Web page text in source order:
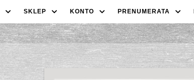
SKLEP KONTO PRENUMERATA